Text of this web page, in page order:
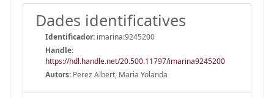
Dades identificatives
Identificador: imarina:9245200
Handle:
https://hdl.handle.net/20.500.11797/imarina9245200
Autors: Perez Albert, Maria Yolanda